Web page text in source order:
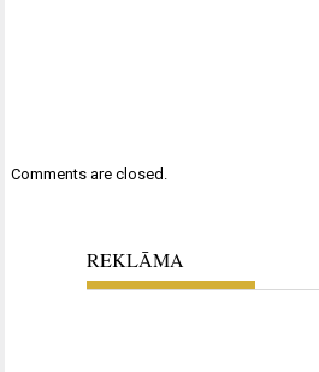
Comments are closed.
REKLĀMA